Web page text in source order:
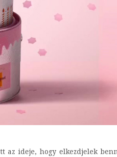
az ideje, hogy elkezdjelek